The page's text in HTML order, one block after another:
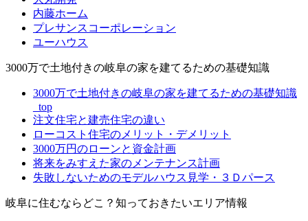
内藤ホーム
プレサンスコーポレーション
ユーハウス
3000万で土地付きの岐阜の家を建てるための基礎知識
3000万で土地付きの岐阜の家を建てるための基礎知識
_top
注文住宅と建売住宅の違い
ローコスト住宅のメリット・デメリット
3000万円のローンと資金計画
将来をみすえた家のメンテナンス計画
失敗しないためのモデルハウス見学・３Ｄパース
岐阜に住むならどこ？知っておきたいエリア情報